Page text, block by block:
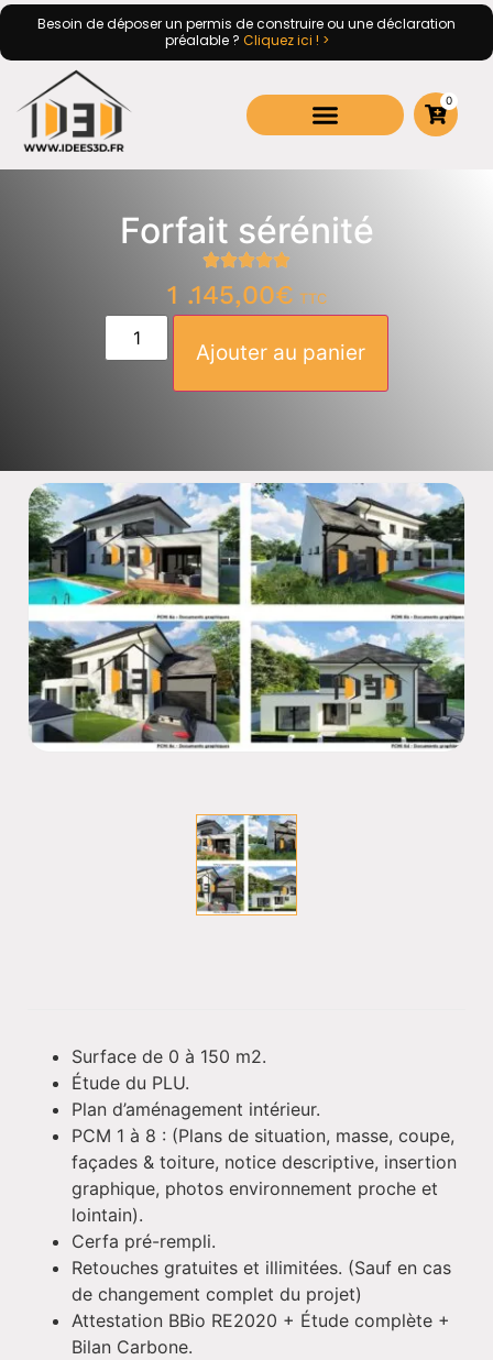
Besoin de déposer un permis de construire ou une déclaration
préalable ? Cliquez ici ! >
0
Forfait sérénité
1 .145,00€ TTC
Ajouter au panier
Surface de 0 à 150 m2.
Étude du PLU.
Plan d’aménagement intérieur.
PCM 1 à 8 : (Plans de situation, masse, coupe,
façades & toiture, notice descriptive, insertion
graphique, photos environnement proche et
lointain).
Cerfa pré-rempli.
Retouches gratuites et illimitées. (Sauf en cas
de changement complet du projet)
Attestation BBio RE2020 + Étude complète +
Bilan Carbone.